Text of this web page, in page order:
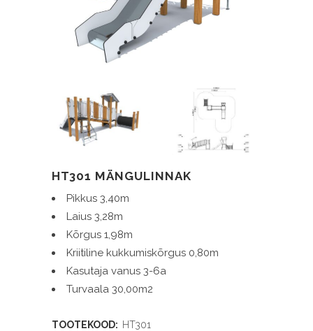
HT301 MÄNGULINNAK
Pikkus 3,40m
Laius 3,28m
Kõrgus 1,98m
Kriitiline kukkumiskõrgus 0,80m
Kasutaja vanus 3-6a
Turvaala 30,00m2
TOOTEKOOD: HT301